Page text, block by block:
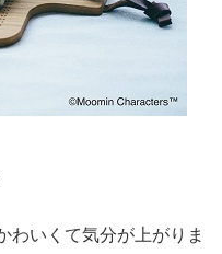
わいくて気分が上がりま